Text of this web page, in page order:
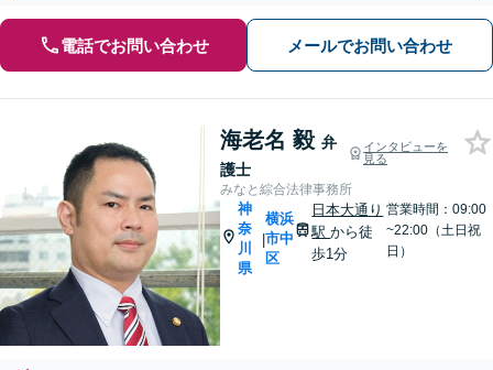
電話でお問い合わせ メールでお問い合わせ
海老名 毅 弁
護士
インタビューを
見る
みなと綜合法律事務所
神
奈
川
県
|
横浜
市中
区
日本大通り
駅から徒
歩1分
営業時間：09:00
~22:00（土日祝
日）